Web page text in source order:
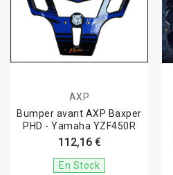
AXP
Bumper avant AXP Baxper
PHD - Yamaha YZF450R
112,16 €
En Stock